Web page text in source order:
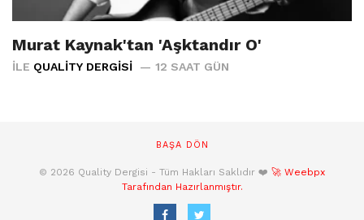
Murat Kaynak'tan 'Aşktandır O'
İLE QUALITY DERGISI 12 SAAT GÜN
BAŞA DÖN
© 2026 Quality Dergisi - Tüm Hakları Saklıdır ❤️ 🚀 Weebpx
Tarafından Hazırlanmıştır.